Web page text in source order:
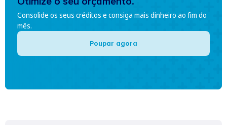
Consolide os seus créditos e consiga mais dinheiro ao fim do
mês.
Poupar agora